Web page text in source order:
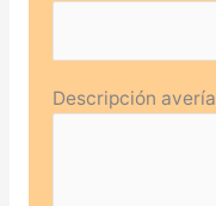
Descripción avería